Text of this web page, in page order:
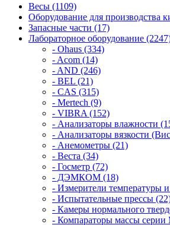
Весы (1109)
Оборудование для производства
Запасные части (17)
Лабораторное оборудование
- Ohaus (334)
- Acom (14)
- AND (246)
- BEL (21)
- CAS (315)
- Mertech (9)
- VIBRA (152)
- Анализаторы влажности
- Анализаторы вязкости
- Анемометры (21)
- Веста (34)
- Госметр (72)
- ДЭМКОМ (18)
- Измерители температуры
- Испытательные прессы
- Камеры нормального
- Компараторы массы серии